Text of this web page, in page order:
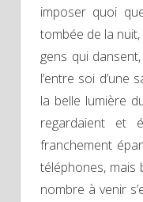
imposer quoi
tombée de la
gens qui
l’entre soi d’une
la belle lumière
regardaient et
franchement
téléphones, mais
nombre à venir